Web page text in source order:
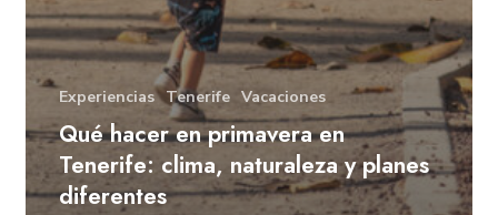
Experiencias Tenerife Vacaciones
Qué hacer en primavera en
Tenerife: clima, naturaleza y planes
diferentes